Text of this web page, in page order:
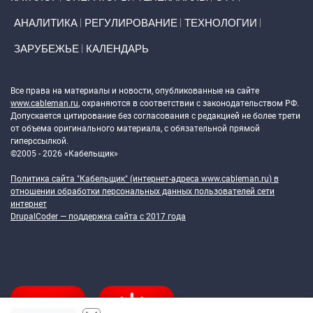
АНАЛИТИКА РЕГУЛИРОВАНИЕ ТЕХНОЛОГИИ
ЗАРУБЕЖЬЕ КАЛЕНДАРЬ
Все права на материалы и новости, опубликованные на сайте
www.cableman.ru, охраняются в соответствии с законодательством РФ.
Допускается цитирование без согласования с редакцией не более трети
от объема оригинального материала, с обязательной прямой
гиперссылкой.
©2005 - 2026 «Кабельщик»
Политика сайта "Кабельщик" (интернет-адреса www.cableman.ru) в
отношении обработки персональных данных пользователей сети
интернет
DrupalCoder — поддержка сайта c 2017 года